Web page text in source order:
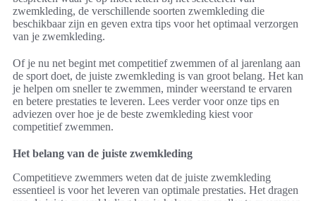
zwemkleding, de verschillende soorten zwemkleding die
beschikbaar zijn en geven extra tips voor het optimaal verzorgen
van je zwemkleding.
Of je nu net begint met competitief zwemmen of al jarenlang aan
de sport doet, de juiste zwemkleding is van groot belang. Het kan
je helpen om sneller te zwemmen, minder weerstand te ervaren
en betere prestaties te leveren. Lees verder voor onze tips en
adviezen over hoe je de beste zwemkleding kiest voor
competitief zwemmen.
Het belang van de juiste zwemkleding
Competitieve zwemmers weten dat de juiste zwemkleding
essentieel is voor het leveren van optimale prestaties. Het dragen